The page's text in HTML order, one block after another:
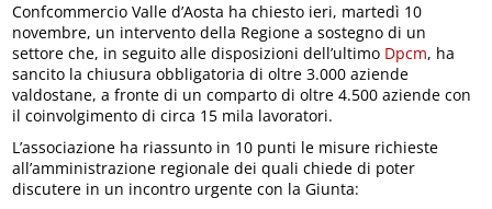
Confcommercio Valle d’Aosta ha chiesto ieri, martedì 10
novembre, un intervento della Regione a sostegno di un
settore che, in seguito alle disposizioni dell’ultimo Dpcm, ha
sancito la chiusura obbligatoria di oltre 3.000 aziende
valdostane, a fronte di un comparto di oltre 4.500 aziende con
il coinvolgimento di circa 15 mila lavoratori.
L’associazione ha riassunto in 10 punti le misure richieste
all’amministrazione regionale dei quali chiede di poter
discutere in un incontro urgente con la Giunta: